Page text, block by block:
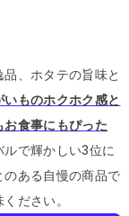
、ホタテの旨味と
いものホクホク感と
食事にもぴった
で輝かしい3位に
ある自慢の商品で
ださい。